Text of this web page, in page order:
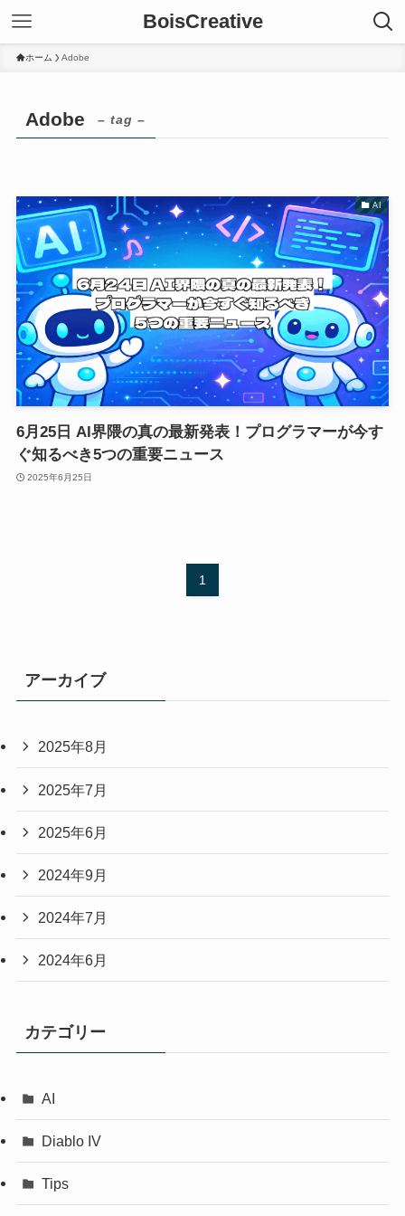
BoisCreative
ホーム Adobe
Adobe – tag –
AI
6月25日 AI界隈の真の最新発表！プログラマーが今す
ぐ知るべき5つの重要ニュース
2025年6月25日
1
アーカイブ
2025年8月
2025年7月
2025年6月
2024年9月
2024年7月
2024年6月
カテゴリー
AI
Diablo IV
Tips